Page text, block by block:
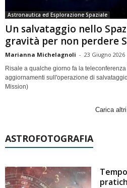
Astronautica ed Esplorazione Spaziale
Un salvataggio nello
gravità per non perdere
Marianna Michelagnoli - 23 Giugno 2026
Risale a qualche giorno fa la
aggiornamenti sull'operazione di
Mission)
Carica altri
ASTROFOTOGRAFIA